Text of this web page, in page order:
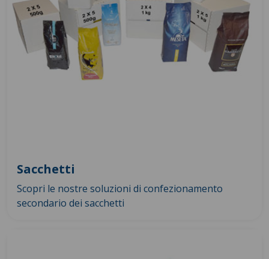
Sacchetti
Scopri le nostre soluzioni di confezionamento
secondario dei sacchetti